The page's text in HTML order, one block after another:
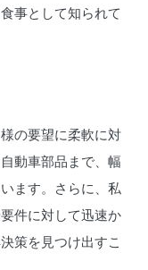
事として知られて
の要望に柔軟に対
動車部品まで、幅
ます。さらに、私
件に対して迅速か
策を見つけ出すこ